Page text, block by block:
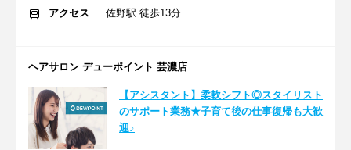
アクセス
佐野駅 徒歩13分
ヘアサロン デューポイント 芸濃店
【アシスタント】柔軟シフト◎スタイリスト
のサポート業務★子育て後の仕事復帰も大歓
迎♪